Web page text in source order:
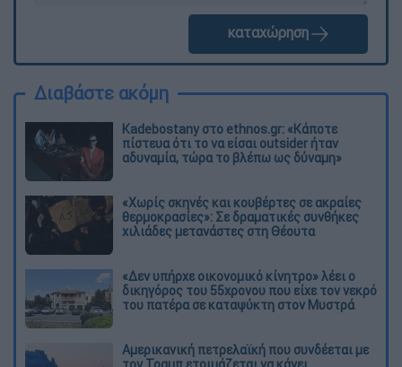
καταχώρηση
Διαβάστε ακόμη
Kadebostany στο ethnos.gr: «Κάποτε
πίστευα ότι το να είσαι outsider ήταν
αδυναμία, τώρα το βλέπω ως δύναμη»
«Χωρίς σκηνές και κουβέρτες σε ακραίες
θερμοκρασίες»: Σε δραματικές συνθήκες
χιλιάδες μετανάστες στη Θέουτα
«Δεν υπήρχε οικονομικό κίνητρο» λέει ο
δικηγόρος του 55χρονου που είχε τον νεκρό
του πατέρα σε καταψύκτη στον Μυστρά
Αμερικανική πετρελαϊκή που συνδέεται με